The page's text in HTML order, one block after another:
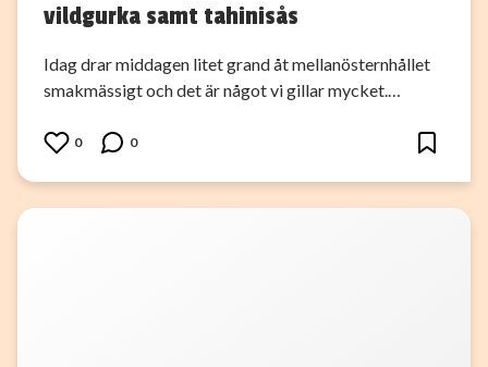
vildgurka samt tahinisås
Idag drar middagen litet grand åt mellanösternhållet
smakmässigt och det är något vi gillar mycket.…
0 0